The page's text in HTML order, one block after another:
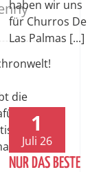
die
dass
ihr die
haben wir uns
für Churros De
Las Palmas [...]
1
Juli 26
NUR DAS BESTE